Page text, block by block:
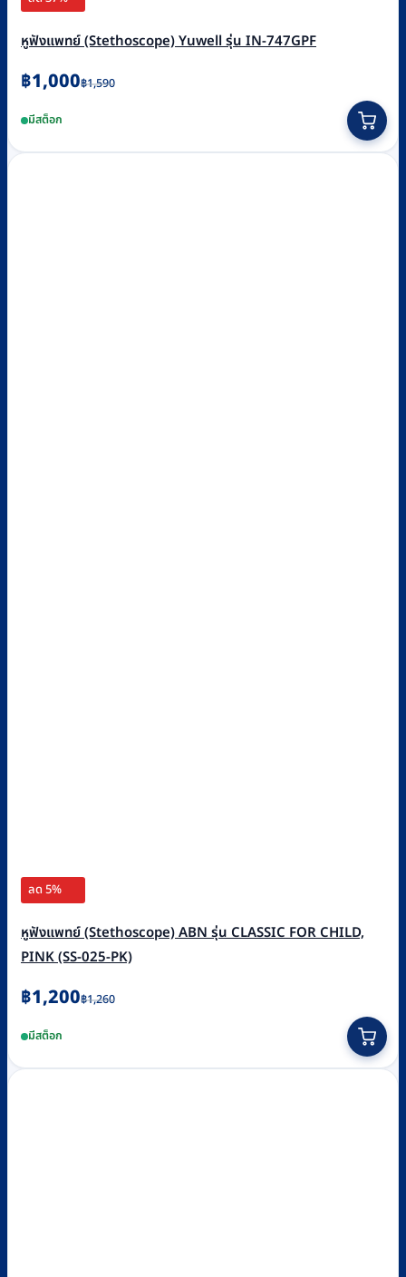
หูฟังแพทย์ (Stethoscope) Yuwell รุ่น IN-747GPF
฿1,590
Original
was:
฿1,590.
฿1,000
Current
is:
฿1,000.
มีสต็อก
ลด 5%
หูฟังแพทย์ (Stethoscope) ABN รุ่น CLASSIC FOR CHILD,
PINK (SS-025-PK)
฿1,260
Original
was:
฿1,260.
฿1,200
Current
is:
฿1,200.
มีสต็อก